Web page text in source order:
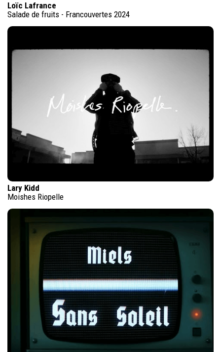
Loïc Lafrance
Salade de fruits - Francouvertes 2024
Lary Kidd
Moishes Riopelle